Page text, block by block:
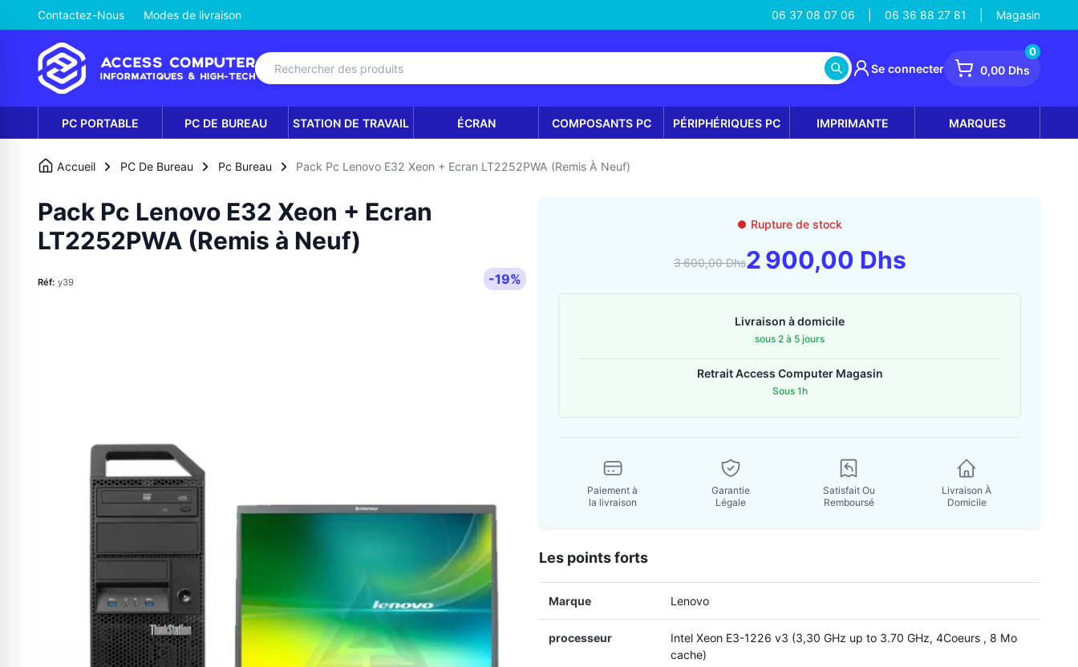
Contactez-Nous Modes de livraison 06 37 08 07 06 06 36 88 27 81 Magasin
Se connecter 0,00 Dhs
0
PC PORTABLE PC DE BUREAU STATION DE TRAVAIL ÉCRAN COMPOSANTS PC PÉRIPHÉRIQUES PC IMPRIMANTE MARQUES
Accueil PC De Bureau Pc Bureau Pack Pc Lenovo E32 Xeon + Ecran LT2252PWA (Remis À Neuf)
Pack Pc Lenovo E32 Xeon + Ecran
LT2252PWA (Remis à Neuf)
Réf: y39 -19%
Rupture de stock
3 600,00 Dhs2 900,00 Dhs
Livraison à domicile
sous 2 à 5 jours
Retrait Access Computer Magasin
Sous 1h
Paiement à
la livraison
Garantie
Légale
Satisfait Ou
Remboursé
Livraison À
Domicile
Les points forts
Marque Lenovo
processeur
Intel Xeon E3-1226 v3 (3,30 GHz up to 3.70 GHz, 4Coeurs , 8 Mo
cache)